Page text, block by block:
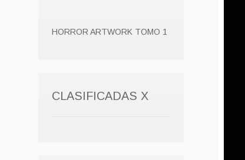
HORROR ARTWORK TOMO 1
CLASIFICADAS X